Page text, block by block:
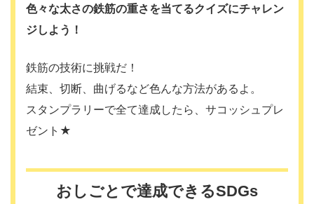
色々な太さの鉄筋の重さを当てるクイズにチャレン
ジしよう！
鉄筋の技術に挑戦だ！
結束、切断、曲げるなど色んな方法があるよ。
スタンプラリーで全て達成したら、サコッシュプレ
ゼント★
おしごとで達成できるSDGs